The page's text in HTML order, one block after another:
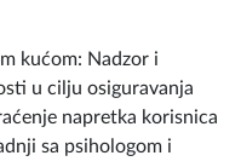
kućom: Nadzor i
u cilju osiguravanja
napretka korisnica
sa psihologom i